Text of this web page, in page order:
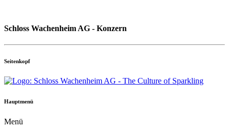
Schloss Wachenheim AG - Konzern
Seitenkopf
Hauptmenü
Menü